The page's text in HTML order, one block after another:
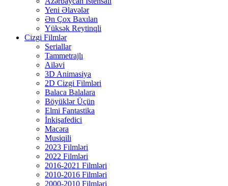
Yeni Əlavələr
Ən Çox Baxılan
Yüksək Reytinqli
Cizgi Filmlər
Seriallar
Tammetrajlı
Ailəvi
3D Animasiya
2D Cizgi Filmləri
Balaca Balalara
Böyüklər Üçün
Elmi Fantastika
İnkişafedici
Macəra
Musiqili
2023 Filmləri
2022 Filmləri
2016-2021 Filmləri
2010-2016 Filmləri
2000-2010 Filmləri